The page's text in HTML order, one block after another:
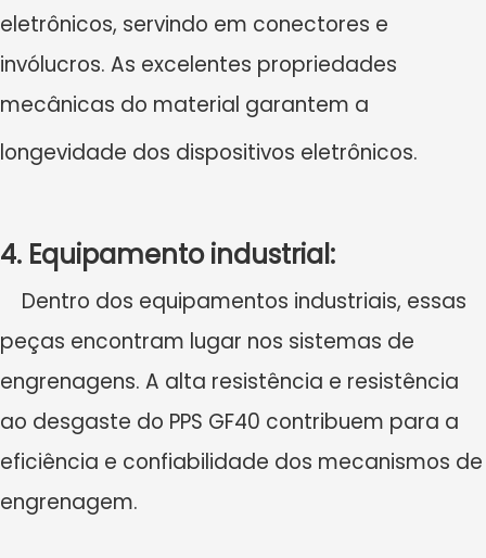
eletrônicos, servindo em conectores e
invólucros. As excelentes propriedades
mecânicas do material garantem a
longevidade dos dispositivos eletrônicos.
4. Equipamento industrial:
Dentro dos equipamentos industriais, essas
peças encontram lugar nos sistemas de
engrenagens. A alta resistência e resistência
ao desgaste do PPS GF40 contribuem para a
eficiência e confiabilidade dos mecanismos de
engrenagem.